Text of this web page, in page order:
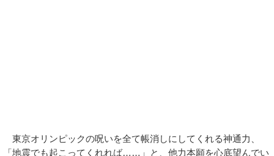
東京オリンピックの呪いを全て帳消しにしてくれる神通力、
「地震でも起こってくれれば……」と、他力本願を心底望んでい